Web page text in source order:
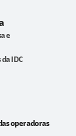
e
IDC
operadoras